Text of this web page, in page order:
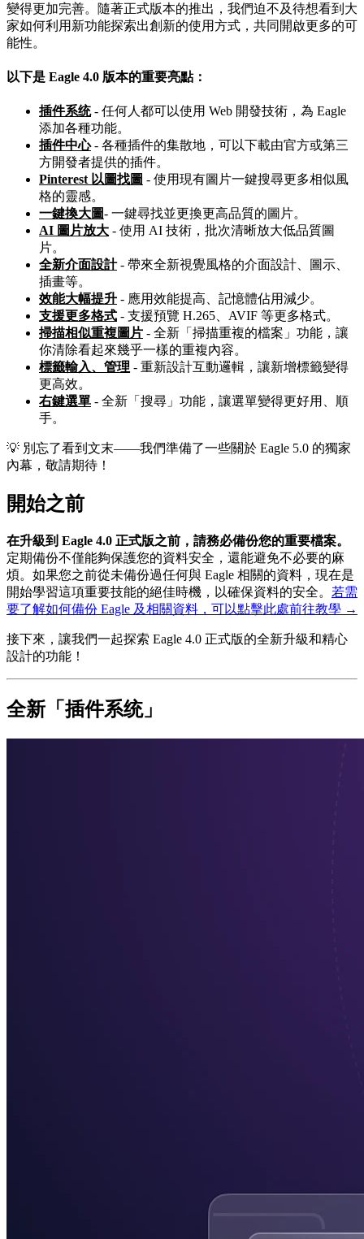
變得更加完善。隨著正式版本的推出，我們迫不及待想看到大
家如何利用新功能探索出創新的使用方式，共同開啟更多的可
能性。
以下是 Eagle 4.0 版本的重要亮點：
插件系统- 任何人都可以使用 Web 開發技術，為 Eagle
添加各種功能。
插件中心- 各種插件的集散地，可以下載由官方或第三
方開發者提供的插件。
Pinterest 以圖找圖 - 使用現有圖片一鍵搜尋更多相似風
格的靈感。
一鍵換大圖- 一鍵尋找並更換更高品質的圖片。
AI 圖片放大 - 使用 AI 技術，批次清晰放大低品質圖
片。
全新介面設計- 帶來全新視覺風格的介面設計、圖示、
插畫等。
效能大幅提升 - 應用效能提高、記憶體佔用減少。
支援更多格式 - 支援預覽 H.265、AVIF 等更多格式。
掃描相似重複圖片 - 全新「掃描重複的檔案」功能，讓
你清除看起來幾乎一樣的重複內容。
標籤輸入、管理 - 重新設計互動邏輯，讓新增標籤變得
更高效。
右鍵選單 - 全新「搜尋」功能，讓選單變得更好用、順
手。
💡 別忘了看到文末——我們準備了一些關於 Eagle 5.0 的獨家
內幕，敬請期待！
開始之前
在升級到 Eagle 4.0 正式版之前，請務必備份您的重要檔案。
定期備份不僅能夠保護您的資料安全，還能避免不必要的麻
煩。如果您之前從未備份過任何與 Eagle 相關的資料，現在是
開始學習這項重要技能的絕佳時機，以確保資料的安全。 若需
要了解如何備份 Eagle 及相關資料，可以點擊此處前往教學 →
接下來，讓我們一起探索 Eagle 4.0 正式版的全新升級和精心
設計的功能！
全新「插件系统」